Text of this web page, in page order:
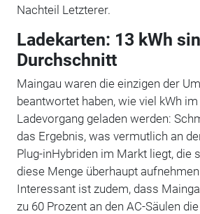
Nachteil Letzterer.
Ladekarten: 13 kWh
Durchschnitt
Maingau waren die einzigen der
beantwortet haben, wie viel kWh
Ladevorgang geladen werden:
das Ergebnis, was vermutlich an
Plug-inHybriden im Markt liegt, die
diese Menge überhaupt
Interessant ist zudem, dass
zu 60 Prozent an den AC-Säulen